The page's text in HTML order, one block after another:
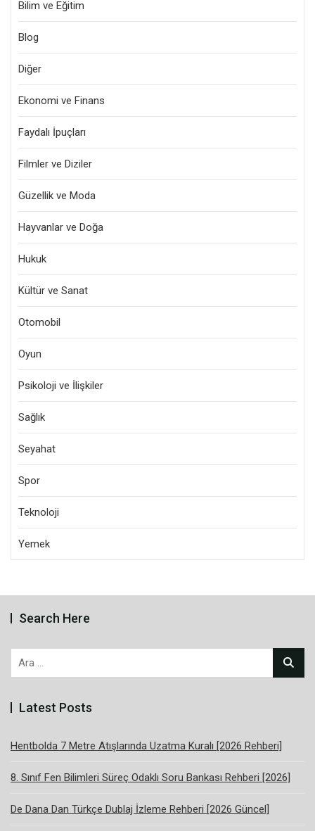
Bilim ve Eğitim
Blog
Diğer
Ekonomi ve Finans
Faydalı İpuçları
Filmler ve Diziler
Güzellik ve Moda
Hayvanlar ve Doğa
Hukuk
Kültür ve Sanat
Otomobil
Oyun
Psikoloji ve İlişkiler
Sağlık
Seyahat
Spor
Teknoloji
Yemek
Search Here
Arama:
Latest Posts
Hentbolda 7 Metre Atışlarında Uzatma Kuralı [2026 Rehberi]
8. Sınıf Fen Bilimleri Süreç Odaklı Soru Bankası Rehberi [2026]
De Dana Dan Türkçe Dublaj İzleme Rehberi [2026 Güncel]